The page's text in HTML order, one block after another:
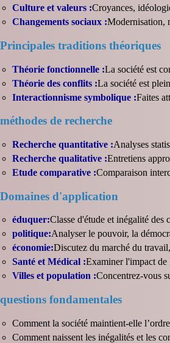
Culture et valeurs :Croyances,
Changements sociaux :Modernisation,
Principales traditions théoriques
Théorie fonctionnelle :La société est
Théorie des conflits :La société est
Interactionnisme symbolique :Faites
méthodes de recherche
Recherche quantitative :Analyses
Recherche qualitative :Entretiens
Etude comparative :Comparaison
Domaines d'application
éduquer:Classe d'étude et inégalité des
politique:Analyser le pouvoir, la
économie:Discutez du marché du
Santé et Médical :Examiner l'impact de
Villes et population :Concentrez-vous
questions fondamentales
Comment la société maintient-elle
Comment naissent les inégalités et les